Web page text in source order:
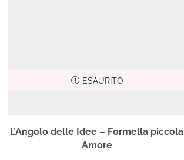
ESAURITO
L’Angolo delle Idee – Formella piccola
Amore